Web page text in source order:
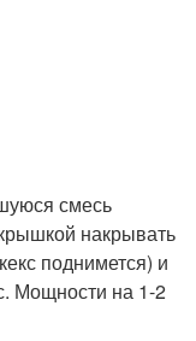
смесь
накрывать
поднимется) и
Мощности на 1-2